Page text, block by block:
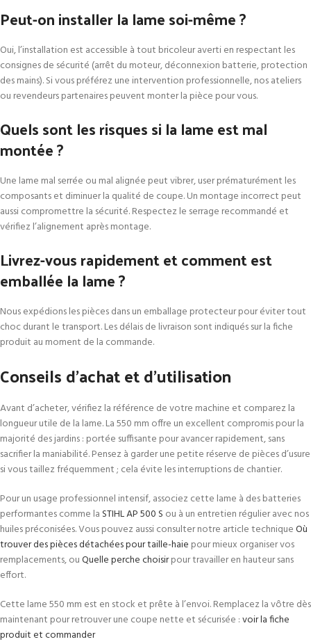
Peut-on installer la lame soi-même ?
Oui, l’installation est accessible à tout bricoleur averti en respectant les
consignes de sécurité (arrêt du moteur, déconnexion batterie, protection
des mains). Si vous préférez une intervention professionnelle, nos ateliers
ou revendeurs partenaires peuvent monter la pièce pour vous.
Quels sont les risques si la lame est mal
montée ?
Une lame mal serrée ou mal alignée peut vibrer, user prématurément les
composants et diminuer la qualité de coupe. Un montage incorrect peut
aussi compromettre la sécurité. Respectez le serrage recommandé et
vérifiez l’alignement après montage.
Livrez-vous rapidement et comment est
emballée la lame ?
Nous expédions les pièces dans un emballage protecteur pour éviter tout
choc durant le transport. Les délais de livraison sont indiqués sur la fiche
produit au moment de la commande.
Conseils d’achat et d’utilisation
Avant d’acheter, vérifiez la référence de votre machine et comparez la
longueur utile de la lame. La 550 mm offre un excellent compromis pour la
majorité des jardins : portée suffisante pour avancer rapidement, sans
sacrifier la maniabilité. Pensez à garder une petite réserve de pièces d’usure
si vous taillez fréquemment ; cela évite les interruptions de chantier.
Pour un usage professionnel intensif, associez cette lame à des batteries
performantes comme la STIHL AP 500 S ou à un entretien régulier avec nos
huiles préconisées. Vous pouvez aussi consulter notre article techniqueOù
trouver des pièces détachées pour taille-haie pour mieux organiser vos
remplacements, ouQuelle perche choisirpour travailler en hauteur sans
effort.
Cette lame 550 mm est en stock et prête à l’envoi. Remplacez la vôtre dès
maintenant pour retrouver une coupe nette et sécurisée :voir la fiche
produit et commander